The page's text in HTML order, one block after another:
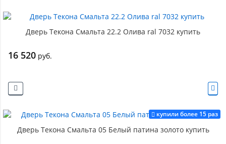
Дверь Текона Смальта 22.2 Олива ral 7032 купить
16 520 руб.
купили более 15 раз
Дверь Текона Смальта 05 Белый патина золото купить